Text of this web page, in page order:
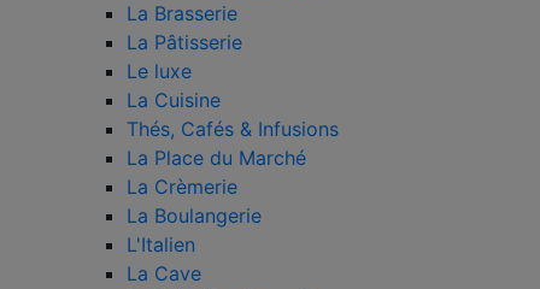
La Brasserie
La Pâtisserie
Le luxe
La Cuisine
Thés, Cafés & Infusions
La Place du Marché
La Crèmerie
La Boulangerie
L'Italien
La Cave